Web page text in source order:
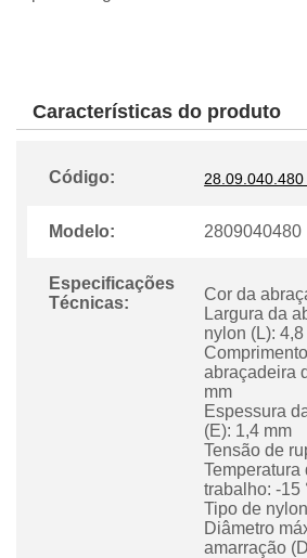
Características do produto
Código: 28.09.040.480
Modelo: 2809040480
Especificações
Técnicas:
Cor da
Largura da
nylon (L): 4,8
abraçadeira
mm
Espessura
(E): 1,4 mm
Tensão de
Temperatura
trabalho: -15
Tipo de
Diâmetro
amarração